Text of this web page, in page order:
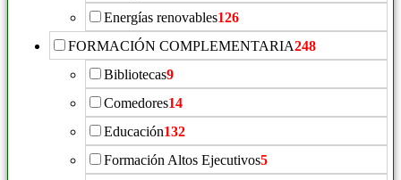
Energías renovables126
FORMACIÓN COMPLEMENTARIA248
Bibliotecas9
Comedores14
Educación132
Formación Altos Ejecutivos5